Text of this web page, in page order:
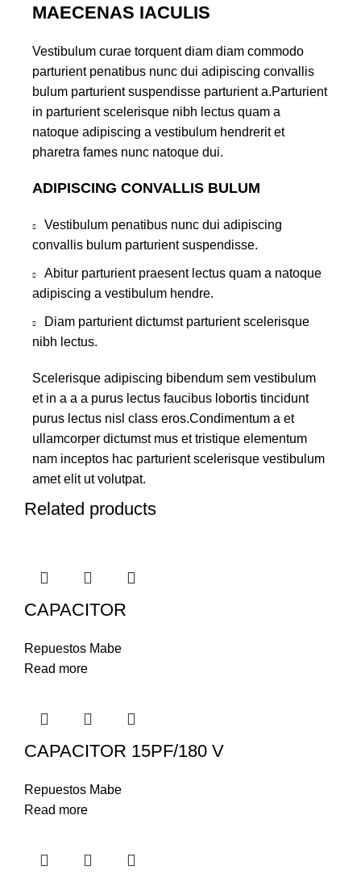
MAECENAS IACULIS
Vestibulum curae torquent diam diam commodo
parturient penatibus nunc dui adipiscing convallis
bulum parturient suspendisse parturient a.Parturient
in parturient scelerisque nibh lectus quam a
natoque adipiscing a vestibulum hendrerit et
pharetra fames nunc natoque dui.
ADIPISCING CONVALLIS BULUM
Vestibulum penatibus nunc dui adipiscing
convallis bulum parturient suspendisse.
Abitur parturient praesent lectus quam a natoque
adipiscing a vestibulum hendre.
Diam parturient dictumst parturient scelerisque
nibh lectus.
Scelerisque adipiscing bibendum sem vestibulum
et in a a a purus lectus faucibus lobortis tincidunt
purus lectus nisl class eros.Condimentum a et
ullamcorper dictumst mus et tristique elementum
nam inceptos hac parturient scelerisque vestibulum
amet elit ut volutpat.
Related products
CAPACITOR
Repuestos Mabe
Read more
CAPACITOR 15PF/180 V
Repuestos Mabe
Read more